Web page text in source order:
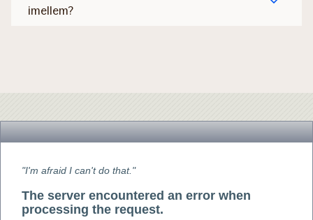
imellem?